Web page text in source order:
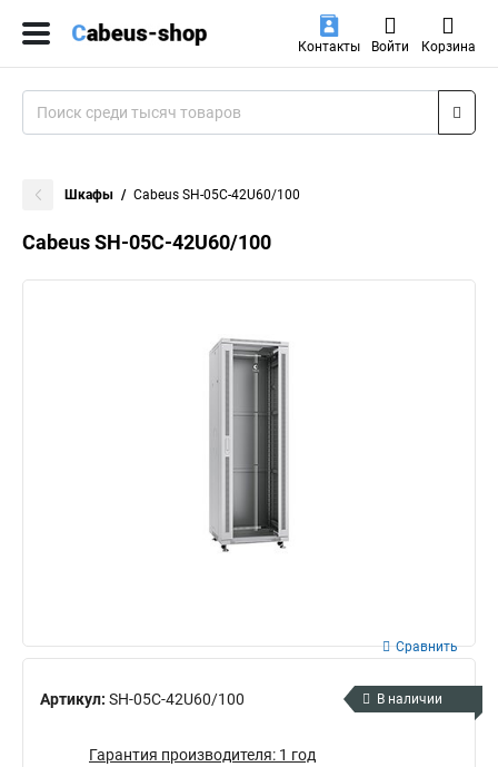
Контакты Войти Корзина
Шкафы Cabeus SH-05C-42U60/100
Cabeus SH-05C-42U60/100
Артикул: SH-05C-42U60/100
Сравнить
В наличии
Гарантия производителя: 1 год